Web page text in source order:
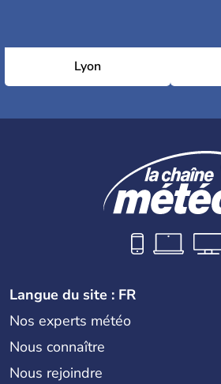
Lyon
Langue du site : FR
Nos experts météo
Nous connaître
Nous rejoindre